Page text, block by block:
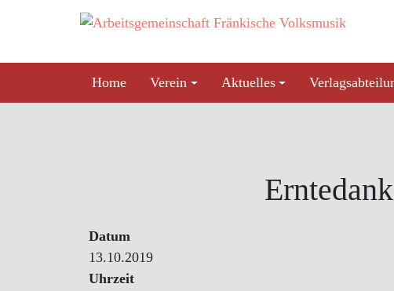
Home
Verein Aktuelles
Datum
13.10.2019
Uhrzeit